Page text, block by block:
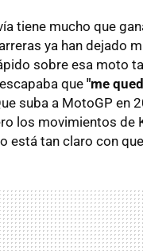
tiene mucho que
ya han dejado
sobre esa moto
que "me
suba a MotoGP en
los movimientos de
está tan claro con